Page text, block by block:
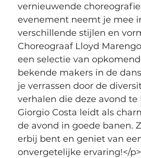
vernieuwende
evenement neemt je mee
verschillende stijlen en
Choreograaf Lloyd
een selectie van
bekende makers in de
je verrassen door de
verhalen die deze avond te
Giorgio Costa leidt als
de avond in goede banen.
erbij bent en geniet van
onvergetelijke ervaring!</p>